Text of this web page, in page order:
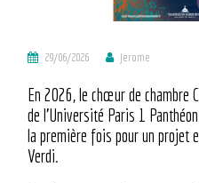
29/06/2026 Jerome
En 2026, le chœur de chambre
de l’Université Paris 1
la première fois pour un projet
Verdi.